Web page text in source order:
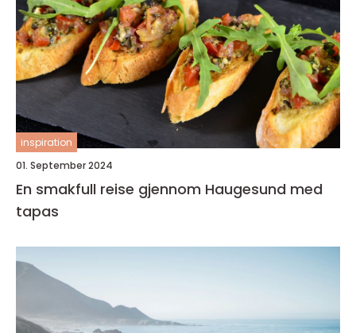
inspiration
01. September 2024
En smakfull reise gjennom Haugesund med
tapas